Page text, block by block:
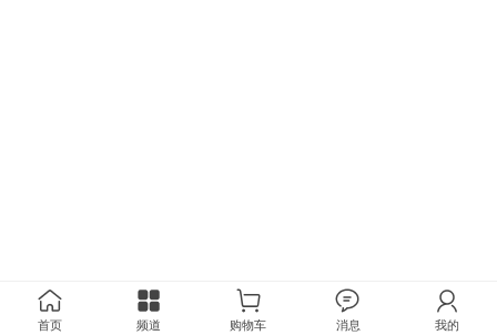
首页 频道 购物车 消息 我的